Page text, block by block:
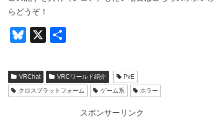
らどうぞ！
Bl
e
sk
y
X
VRChat VRCワールド紹介
PvE
クロスプラットフォーム
ゲーム系 ホラー
スポンサーリンク